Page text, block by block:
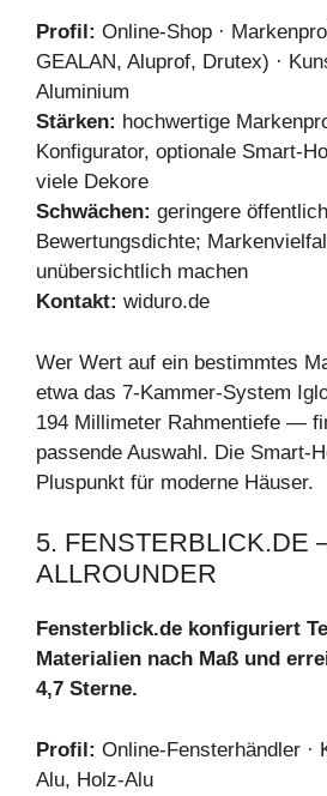
Profil: Online-Shop ·
GEALAN, Aluprof, Drutex) ·
Aluminium
Stärken: hochwertige
Konfigurator, optionale Smart-
viele Dekore
Schwächen: geringere
Bewertungsdichte;
unübersichtlich machen
Kontakt: widuro.de
Wer Wert auf ein bestimmtes
etwa das 7-Kammer-System
194 Millimeter Rahmentiefe —
passende Auswahl. Die Smart-
Pluspunkt für moderne Häuser.
5. FENSTERBLICK.DE
ALLROUNDER
Fensterblick.de konfiguriert
Materialien nach Maß und
4,7 Sterne.
Profil: Online-Fensterhändler ·
Alu, Holz-Alu